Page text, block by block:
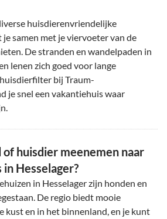
huisdierenvriendelijke
samen met je viervoeter van de
De stranden en wandelpaden in
lenen zich goed voor lange
bij Traum-
je snel een vakantiehuis waar
huisdier meenemen naar
Hesselager?
in Hesselager zijn honden en
De regio biedt mooie
kust en in het binnenland, en je kunt